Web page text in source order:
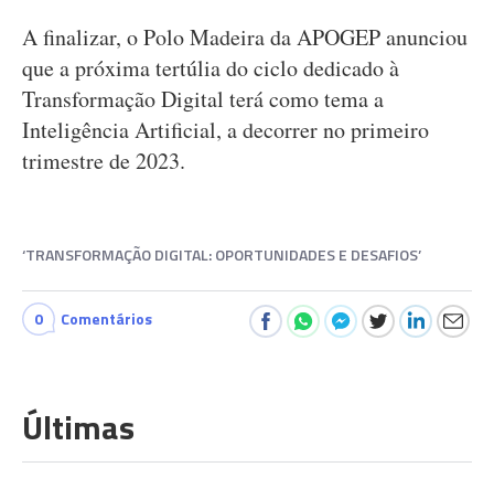
A finalizar, o Polo Madeira da APOGEP anunciou
que a próxima tertúlia do ciclo dedicado à
Transformação Digital terá como tema a
Inteligência Artificial, a decorrer no primeiro
trimestre de 2023.
‘TRANSFORMAÇÃO DIGITAL: OPORTUNIDADES E DESAFIOS’
0 Comentários
Últimas